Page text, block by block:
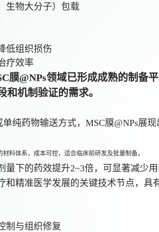
生物大分子）包载
低组织损伤
疗效率
膜@NPs领域已形成成熟的制
和机制验证的需求。
单纯药物输送方式，MSC膜@NPs展
料体系，成本可控，适合临床前研发及批量制备。
量下的药效提升2~3倍，可显著减少用
和精准医学发展的关键技术节点，具
制与组织修复